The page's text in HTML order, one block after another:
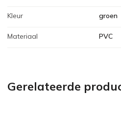
Kleur groen
Materiaal PVC
Gerelateerde